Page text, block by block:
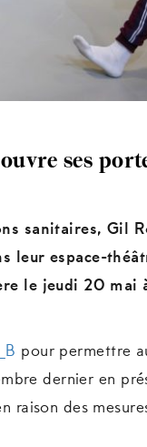
ses
sanitaires, Gil
leur espace-
le jeudi 20 mai
pour permettre
dernier en
raison des